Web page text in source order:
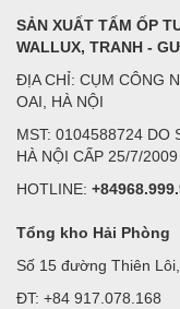
SẢN XUẤT TẤM ỐP
WALLUX, TRANH -
ĐỊA CHỈ: CỤM CÔNG
OAI, HÀ NỘI
MST: 0104588724 DO
HÀ NỘI CẤP 25/7/2009
HOTLINE:
Tổng kho Hải Phòng
Số 15 đường Thiên
ĐT: +84 917.078.168